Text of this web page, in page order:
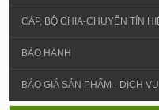
CÁP, BỘ CHIA-CHUYỂN TÍN
BẢO HÀNH
BÁO GIÁ SẢN PHẨM - DỊCH VỤ